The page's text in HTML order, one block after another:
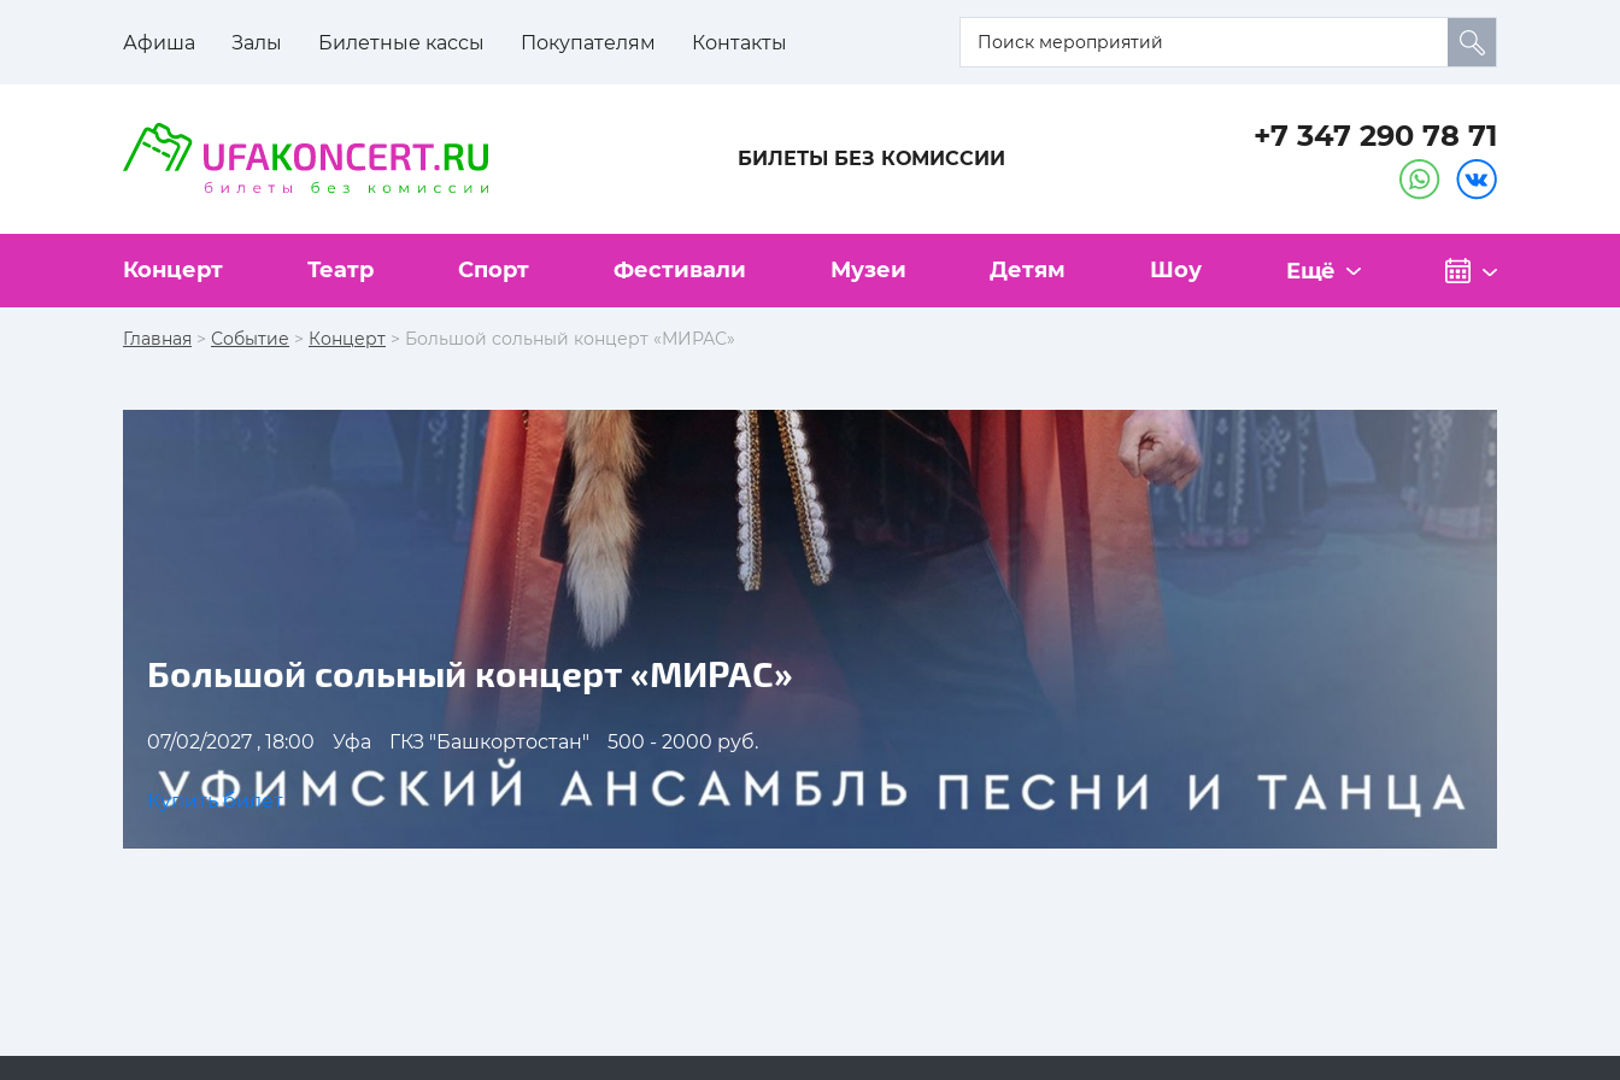
Афиша Залы Билетные кассы Покупателям Контакты
БИЛЕТЫ БЕЗ КОМИССИИ
+7 347 290 78 71
Концерт Театр Спорт Фестивали Музеи Детям Шоу Ещё
Главная > Событие > Концерт > Большой сольный концерт «МИРАС»
Большой сольный концерт «МИРАС»
07/02/2027 , 18:00 Уфа ГКЗ "Башкортостан" 500 - 2000 руб.
Купить билет